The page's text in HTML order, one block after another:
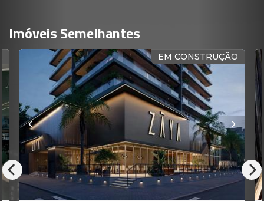
Imóveis Semelhantes
EM CONSTRUÇÃO